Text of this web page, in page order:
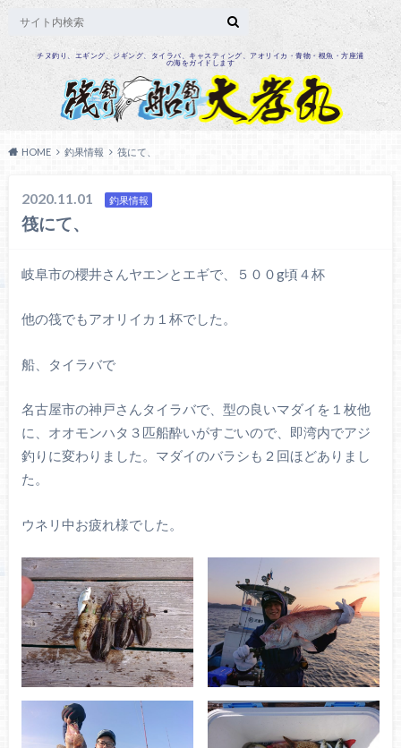
チヌ釣り、エギング、ジギング、タイラバ、キャスティング、アオリイカ・青物・根魚・方座浦
の海をガイドします
HOME 釣果情報 筏にて、
2020.11.01 釣果情報
筏にて、
岐阜市の櫻井さんヤエンとエギで、５００g頃４杯
他の筏でもアオリイカ１杯でした。
船、タイラバで
名古屋市の神戸さんタイラバで、型の良いマダイを１枚他
に、オオモンハタ３匹船酔いがすごいので、即湾内でアジ
釣りに変わりました。マダイのバラシも２回ほどありまし
た。
ウネリ中お疲れ様でした。